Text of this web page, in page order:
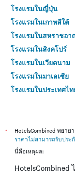
โรงแรมในญี่ปุ่น
โรงแรมในเกาหลีใต้
โรงแรมในสหราชอา
โรงแรมในสิงคโปร์
โรงแรมในเวียดนาม
โรงแรมในมาเลเซีย
โรงแรมในประเทศไ
*
HotelsCombined พยา
ราคาไม่สามารถรับประ
นี่คือเหตุผล:
HotelsCombined